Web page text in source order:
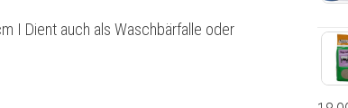
I Dient auch als Waschbärfalle oder